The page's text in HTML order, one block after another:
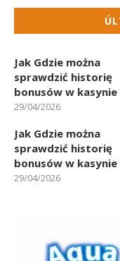
Jak Gdzie można
sprawdzić historię
bonusów w kasynie
29/04/2026
Jak Gdzie można
sprawdzić historię
bonusów w kasynie
29/04/2026